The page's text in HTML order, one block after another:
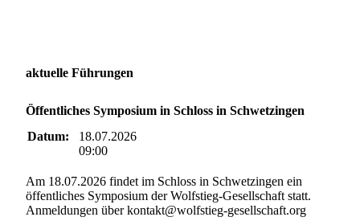
aktuelle Führungen
Öffentliches Symposium in Schloss in Schwetzingen
Datum:
18.07.2026
09:00
Am 18.07.2026 findet im Schloss in Schwetzingen ein
öffentliches Symposium der Wolfstieg-Gesellschaft statt.
Anmeldungen über kontakt@wolfstieg-gesellschaft.org